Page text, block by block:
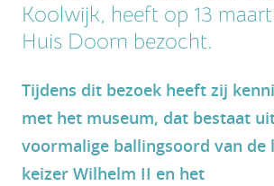
Koolwijk, heeft op 13
Huis Doorn bezocht.
Tijdens dit bezoek heeft zij
met het museum, dat bestaat
voormalige ballingsoord van de
keizer Wilhelm II en het